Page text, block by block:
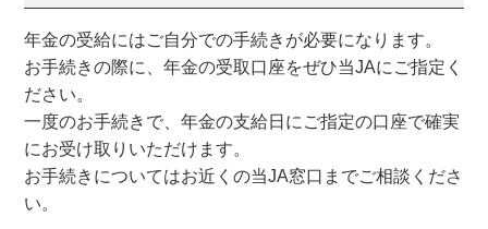
談
会
（
店
）
年金の受給にはご自分での手続きが必要になります。
お手続きの際に、年金の受取口座をぜひ当JAにご指定く
ださい。
一度のお手続きで、年金の支給日にご指定の口座で確実
にお受け取りいただけます。
お手続きについてはお近くの当JA窓口までご相談くださ
い。